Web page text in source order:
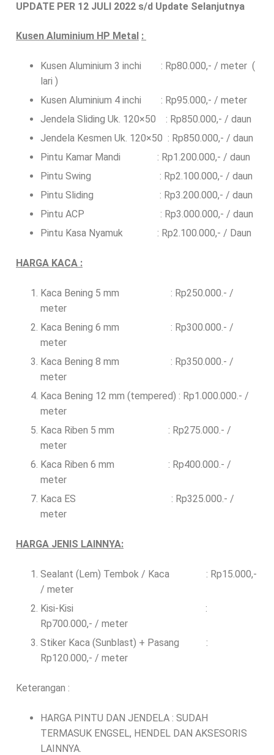
UPDATE PER 12 JULI 2022 s/d Update Selanjutnya
Kusen Aluminium HP Metal :
Kusen Aluminium 3 inchi : Rp80.000,- / meter (
lari )
Kusen Aluminium 4 inchi : Rp95.000,- / meter
Jendela Sliding Uk. 120×50 : Rp850.000,- / daun
Jendela Kesmen Uk. 120×50 : Rp850.000,- / daun
Pintu Kamar Mandi : Rp1.200.000,- / daun
Pintu Swing : Rp2.100.000,- / daun
Pintu Sliding : Rp3.200.000,- / daun
Pintu ACP : Rp3.000.000,- / daun
Pintu Kasa Nyamuk : Rp2.100.000,- / Daun
HARGA KACA :
Kaca Bening 5 mm : Rp250.000.- /
meter
Kaca Bening 6 mm : Rp300.000.- /
meter
Kaca Bening 8 mm : Rp350.000.- /
meter
Kaca Bening 12 mm (tempered) : Rp1.000.000.- /
meter
Kaca Riben 5 mm : Rp275.000.- /
meter
Kaca Riben 6 mm : Rp400.000.- /
meter
Kaca ES : Rp325.000.- /
meter
HARGA JENIS LAINNYA:
Sealant (Lem) Tembok / Kaca : Rp15.000,-
/ meter
Kisi-Kisi :
Rp700.000,- / meter
Stiker Kaca (Sunblast) + Pasang :
Rp120.000,- / meter
Keterangan :
HARGA PINTU DAN JENDELA : SUDAH
TERMASUK ENGSEL, HENDEL DAN AKSESORIS
LAINNYA.